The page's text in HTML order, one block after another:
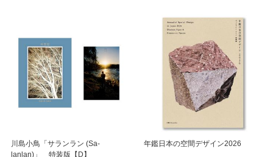
川島小鳥「サランラン (Sa-
lanlan)」 特装版【D】
年鑑日本の空間デザイン2026